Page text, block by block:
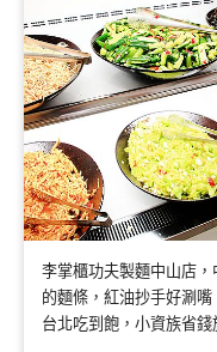
李掌櫃功夫製麵中山店
的麵條，紅油抄手好涮
台北吃到飽，小資族省